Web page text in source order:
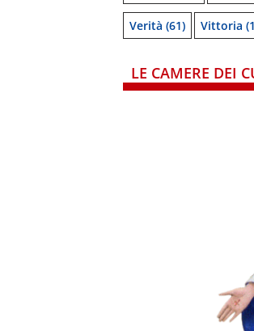
Verità (61) Vittoria
LE CAMERE DEI